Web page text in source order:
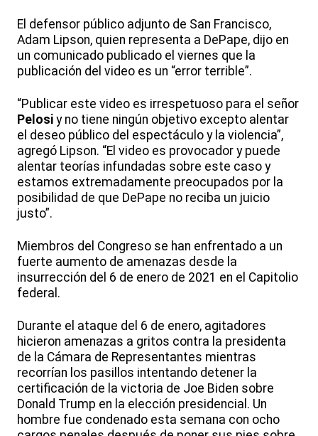
El defensor público adjunto de San Francisco,
Adam Lipson, quien representa a DePape, dijo en
un comunicado publicado el viernes que la
publicación del video es un “error terrible”.
“Publicar este video es irrespetuoso para el señor
Pelosi y no tiene ningún objetivo excepto alentar
el deseo público del espectáculo y la violencia”,
agregó Lipson. “El video es provocador y puede
alentar teorías infundadas sobre este caso y
estamos extremadamente preocupados por la
posibilidad de que DePape no reciba un juicio
justo”.
Miembros del Congreso se han enfrentado a un
fuerte aumento de amenazas desde la
insurrección del 6 de enero de 2021 en el Capitolio
federal.
Durante el ataque del 6 de enero, agitadores
hicieron amenazas a gritos contra la presidenta
de la Cámara de Representantes mientras
recorrían los pasillos intentando detener la
certificación de la victoria de Joe Biden sobre
Donald Trump en la elección presidencial. Un
hombre fue condenado esta semana con ocho